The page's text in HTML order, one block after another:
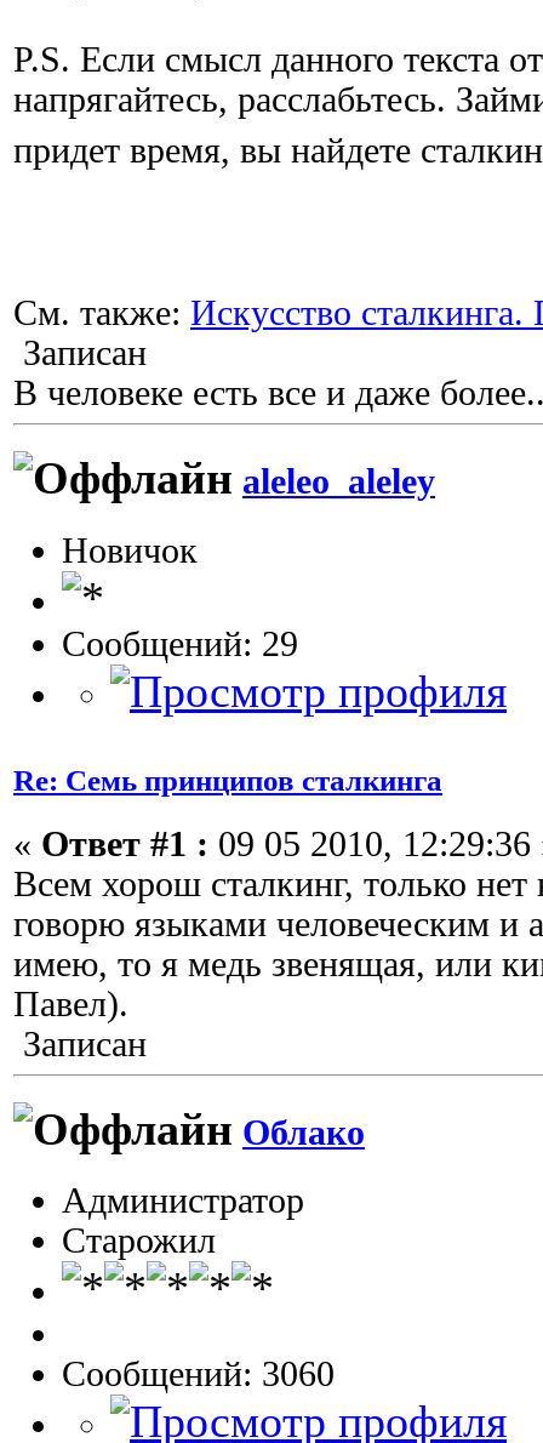
P.S. Если смысл данного текста
напрягайтесь, расслабьтесь.
придет время, вы найдете
См. также: Искусство сталкинга.
Записан
В человеке есть все и даже
aleleo_aleley
Новичок
Сообщений: 29
Re: Семь принципов сталкинга
« Ответ #1 : 09 05 2010, 12:29:36
Всем хорош сталкинг, только
говорю языками человеческим и
имею, то я медь звенящая, или
Павел).
Записан
Облако
Администратор
Старожил
Сообщений: 3060